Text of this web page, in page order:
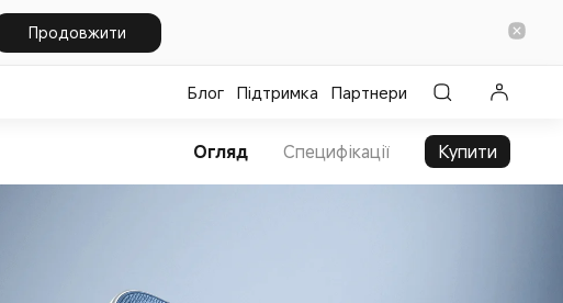
Продовжити
Блог Підтримка Партнери
Огляд Специфікації Купити